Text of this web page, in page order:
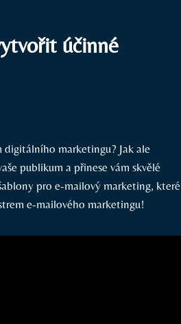
účinné
marketingu? Jak ale
publikum a přinese vám skvělé
pro e-mailový marketing, které
e-mailového marketingu!